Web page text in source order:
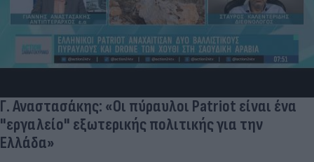
Γ. Αναστασάκης: «Οι πύραυλοι Patriot είναι ένα
"εργαλείο" εξωτερικής πολιτικής για την
Ελλάδα»